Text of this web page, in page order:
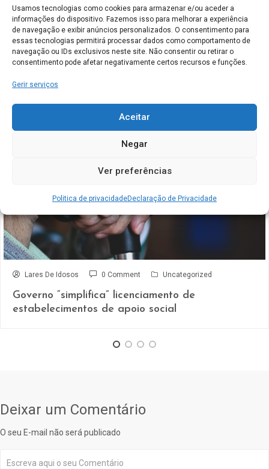
Usamos tecnologias como cookies para armazenar e/ou aceder a
informações do dispositivo. Fazemos isso para melhorar a experiência
de navegação e exibir anúncios personalizados. O consentimento para
essas tecnologias permitirá processar dados como comportamento de
navegação ou IDs exclusivos neste site. Não consentir ou retirar o
consentimento pode afetar negativamente certos recursos e funções.
Gerir serviços
Aceitar
Negar
Ver preferências
Politica de privacidadeDeclaração de Privacidade
e lar de idosos
idosos e Residência
para Idosos
Artigos relacionados
Lares De Idosos 0 Comment Uncategorized
Governo “simplifica” licenciamento de
estabelecimentos de apoio social
Deixar um Comentário
O seu E-mail não será publicado